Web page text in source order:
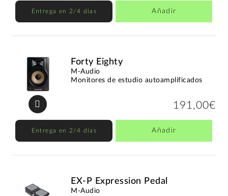
Entrega en 2/4 días Añadir
Forty Eighty
M-Audio
Monitores de estudio autoamplificados
191,00€
Entrega en 2/4 días Añadir
EX-P Expression Pedal
M-Audio